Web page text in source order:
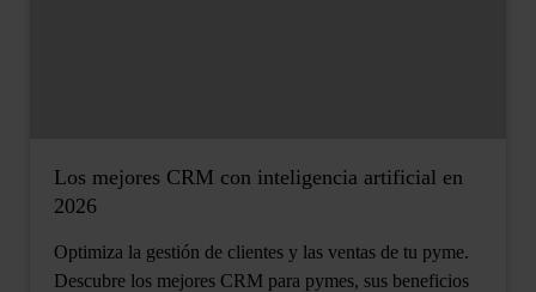
Los mejores CRM con inteligencia artificial en
2026
Optimiza la gestión de clientes y las ventas de tu pyme.
Descubre los mejores CRM para pymes, sus beneficios